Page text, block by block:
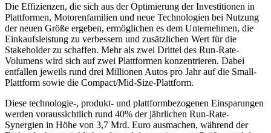
Die Effizienzen, die sich aus der Optimierung der Investitionen in
Plattformen, Motorenfamilien und neue Technologien bei Nutzung
der neuen Größe ergeben, ermöglichen es dem Unternehmen, die
Einkaufsleistung zu verbessern und zusätzlichen Wert für die
Stakeholder zu schaffen. Mehr als zwei Drittel des Run-Rate-
Volumens wird sich auf zwei Plattformen konzentrieren. Dabei
entfallen jeweils rund drei Millionen Autos pro Jahr auf die Small-
Plattform sowie die Compact/Mid-Size-Plattform.
Diese technologie-, produkt- und plattformbezogenen Einsparungen
werden voraussichtlich rund 40% der jährlichen Run-Rate-
Synergien in Höhe von 3,7 Mrd. Euro ausmachen, während der